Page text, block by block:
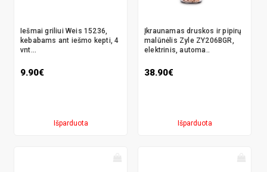
Iešmai griliui Weis 15236,
kebabams ant iešmo kepti, 4
vnt...
9.90€
Išparduota
Įkraunamas druskos ir pipirų
malūnėlis Zyle ZY206BGR,
elektrinis, automa..
38.90€
Išparduota